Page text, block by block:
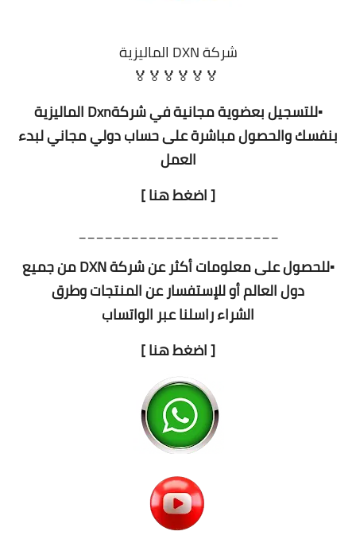
شركة DXN الماليزية
🏅🏅🏅🏅🏅🏅
▪️للتسجيل بعضوية مجانية في شركةDxn الماليزية
بنفسك والحصول مباشرة على حساب دولي مجاني لبدء
العمل
[ اضغط هنا ]
_______________________
▪️للحصول على معلومات أكثر عن شركة DXN من جميع
دول العالم أو للإستفسار عن المنتجات وطرق
الشراء راسلنا عبر الواتساب
[ اضغط هنا ]